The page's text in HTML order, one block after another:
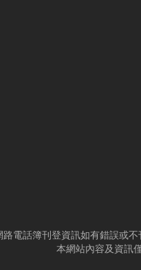
路電話簿刊登資訊如有錯誤或
本網站內容及資訊